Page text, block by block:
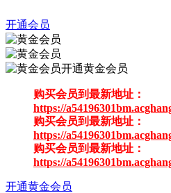
开通会员
开通黄金会员
购买会员到最新地址：
https://
购买会员到最新地址：
https://
购买会员到最新地址：
https://
开通黄金会员